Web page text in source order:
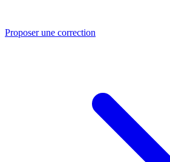
Proposer une correction